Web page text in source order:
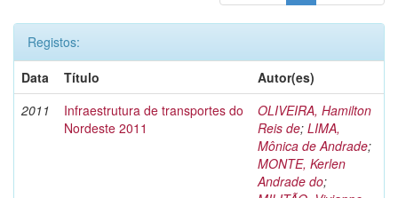
Registos:
Data
Título
Autor(es)
2011
Infraestrutura de transportes do
Nordeste 2011
OLIVEIRA, Hamilton
Reis de; LIMA,
Mônica de Andrade;
MONTE, Kerlen
Andrade do;